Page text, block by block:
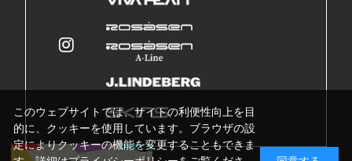
このウェブサイトでは、サイトの利便性向上を目
的に、クッキーを使用しています。ブラウザの設
定によりクッキーの機能を変更することもできま